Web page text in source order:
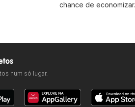
chance de economizar.
num só lugar.